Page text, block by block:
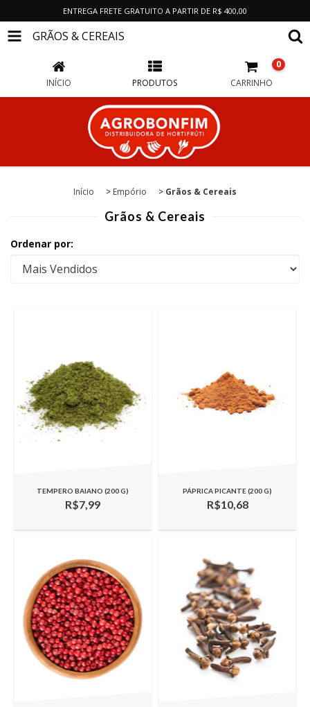
ENTREGA FRETE GRATUITO A PARTIR DE R$ 400,00
GRÃOS & CEREAIS
INÍCIO PRODUTOS CARRINHO
0
Início > Empório > Grãos & Cereais
Grãos & Cereais
Ordenar por:
TEMPERO BAIANO (200 G)
R$7,99
PÁPRICA PICANTE (200 G)
R$10,68